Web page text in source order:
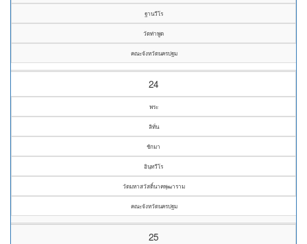
ฐานวีโร
วัดท่าพูด
คณะจังหวัดนครปฐม
24
พระ
ลิทั่น
ชักมา
อินฺทวีโร
วัดมหาสวัสดิ์นาคพุฒาราม
คณะจังหวัดนครปฐม
25